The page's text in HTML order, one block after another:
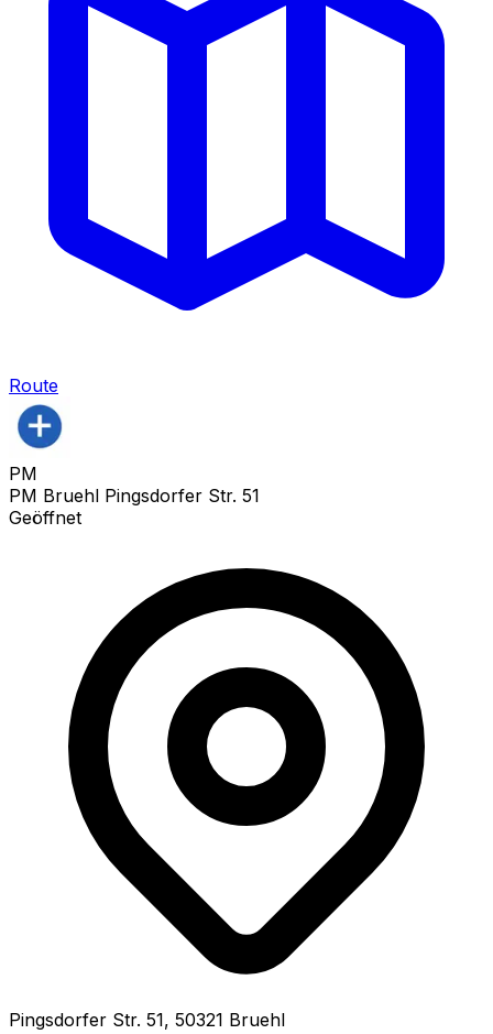
Route
PM
PM Bruehl Pingsdorfer Str. 51
Geöffnet
Pingsdorfer Str. 51, 50321 Bruehl